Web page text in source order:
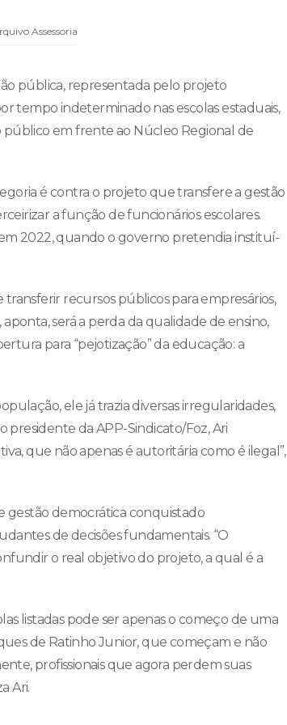
Assessoria
pública, representada pelo projeto
tempo indeterminado nas escolas estaduais,
público em frente ao Núcleo Regional de
é contra o projeto que transfere a gestão
a função de funcionários escolares.
2022, quando o governo pretendia instituí-
transferir recursos públicos para empresários,
será a perda da qualidade de ensino,
para “pejotização” da educação: a
ele já trazia diversas irregularidades,
presidente da APP-Sindicato/Foz, Ari
que não apenas é autoritária como é ilegal”,
gestão democrática conquistado
de decisões fundamentais. “O
o real objetivo do projeto, a qual é a
listadas pode ser apenas o começo de uma
de Ratinho Junior, que começam e não
profissionais que agora perdem suas
Ari.